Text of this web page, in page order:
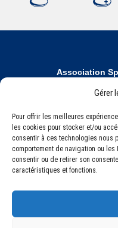
Gérer
Pour offrir les meilleures
les cookies pour stocker et/ou
consentir à ces technologies nous
comportement de navigation ou
consentir ou de retirer son
caractéristiques et fonctions.
Association
CS 80221 -
Téléphone:
Email :